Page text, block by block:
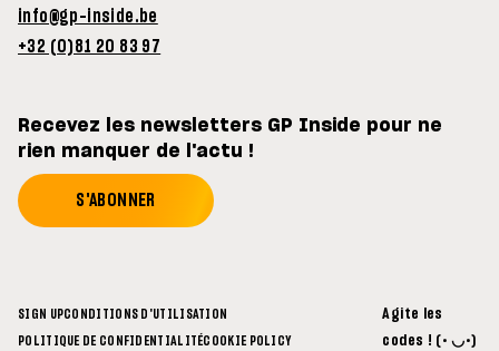
info@gp-inside.be
+32 (0)81 20 83 97
Recevez les newsletters GP Inside pour ne
rien manquer de l'actu !
S'ABONNER
SIGN UPCONDITIONS D'UTILISATION
POLITIQUE DE CONFIDENTIALITÉCOOKIE POLICY
Agite les
codes ! (• ◡•)